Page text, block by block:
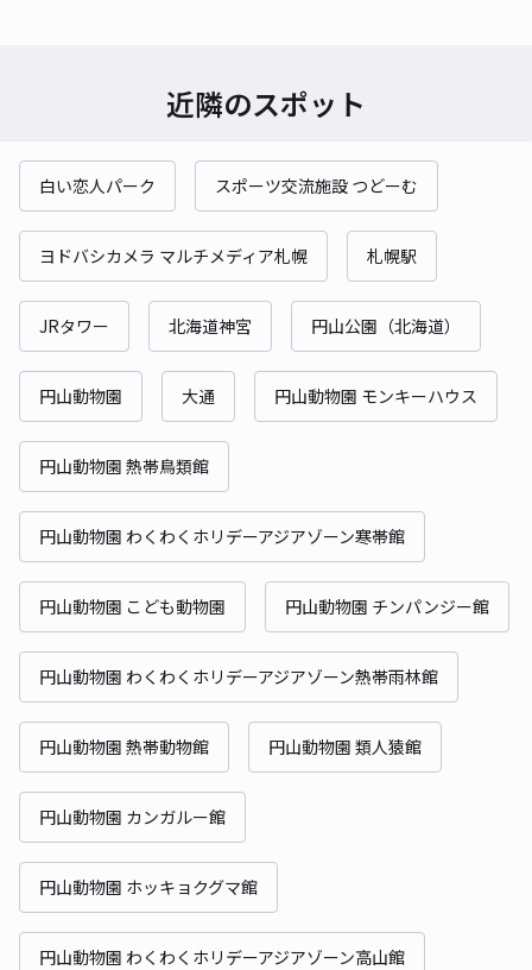
近隣のスポット
白い恋人パーク スポーツ交流施設 つどーむ
ヨドバシカメラ マルチメディア札幌 札幌駅
JRタワー 北海道神宮 円山公園（北海道）
円山動物園 大通 円山動物園 モンキーハウス
円山動物園 熱帯鳥類館
円山動物園 わくわくホリデーアジアゾーン寒帯館
円山動物園 こども動物園 円山動物園 チンパンジー館
円山動物園 わくわくホリデーアジアゾーン熱帯雨林館
円山動物園 熱帯動物館 円山動物園 類人猿館
円山動物園 カンガルー館
円山動物園 ホッキョクグマ館
円山動物園 わくわくホリデーアジアゾーン高山館